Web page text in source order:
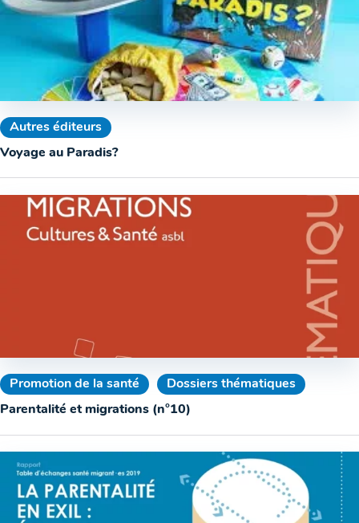
Autres éditeurs
Voyage au Paradis?
Promotion de la santé
Dossiers thématiques
Parentalité et migrations (n°10)